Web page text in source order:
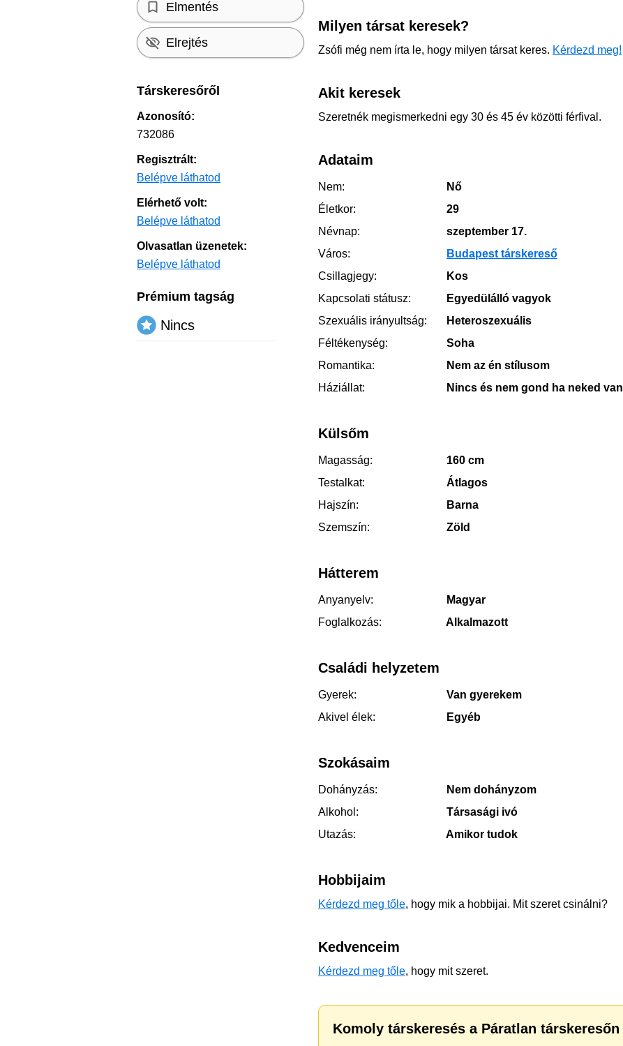
Milyen társat keresek?
Zsófi még nem írta le, hogy milyen társat keres. Kérdezd meg!
Akit keresek
Szeretnék megismerkedni egy 30 és 45 év közötti férfival.
Adataim
Nem:
Nő
Életkor:
29
Névnap:
szeptember 17.
Város:
Budapest társkereső
Csillagjegy:
Kos
Kapcsolati státusz:
Egyedülálló vagyok
Szexuális irányultság:
Heteroszexuális
Féltékenység:
Soha
Romantika:
Nem az én stílusom
Háziállat:
Nincs és nem gond ha neked van
Külsőm
Magasság:
160 cm
Testalkat:
Átlagos
Hajszín:
Barna
Szemszín:
Zöld
Hátterem
Anyanyelv:
Magyar
Foglalkozás:
Alkalmazott
Családi helyzetem
Gyerek:
Van gyerekem
Akivel élek:
Egyéb
Szokásaim
Dohányzás:
Nem dohányzom
Alkohol:
Társasági ivó
Utazás:
Amikor tudok
Hobbijaim
Kérdezd meg tőle, hogy mik a hobbijai. Mit szeret csinálni?
Kedvenceim
Kérdezd meg tőle, hogy mit szeret.
Komoly társkeresés a Páratlan társkeresőn
Elmentés
Elrejtés
Társkeresőről
Azonosító:
732086
Regisztrált:
Belépve láthatod
Elérhető volt:
Belépve láthatod
Olvasatlan üzenetek:
Belépve láthatod
Prémium tagság
Nincs